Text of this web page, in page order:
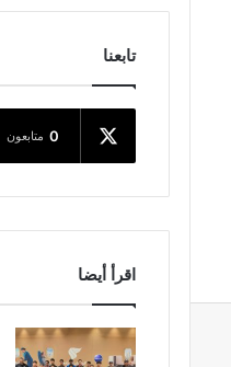
تابعنا
0 متابعون
اقرأ أيضا